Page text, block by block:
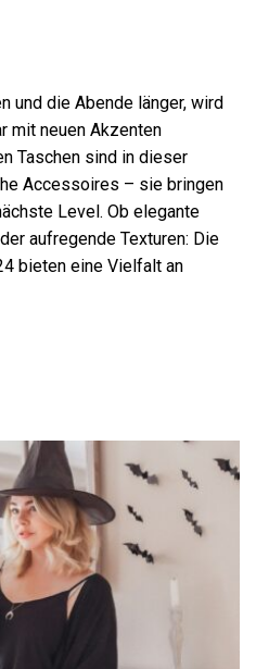
und die Abende länger, wird
mit neuen Akzenten
Taschen sind in dieser
Accessoires – sie bringen
Level. Ob elegante
aufregende Texturen: Die
bieten eine Vielfalt an